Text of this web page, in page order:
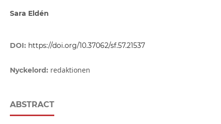
Sara Eldén
DOI: https://doi.org/10.37062/sf.57.21537
Nyckelord: redaktionen
ABSTRACT